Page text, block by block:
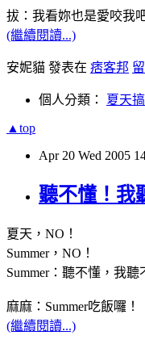
拔：我看妳也是愛咬我
(繼續閱讀...)
安妮貓 發表在 痞客邦
個人分類： 夏天
▲top
Apr 20 Wed 2005
聽不懂！我
夏天，NO！
Summer，NO！
Summer：聽不懂，我
麻麻：Summer吃飯囉！
(繼續閱讀...)